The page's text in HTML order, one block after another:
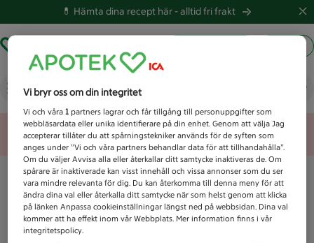
💊 Hämta dina recept här -alltid fri frakt
Vad letar du efter idag?
Unknown error
Vi bryr oss om din integritet
Vi och våra1 partners lagrar och får tillgång till personuppgifter som
webbläsardata eller unika identifierare på din enhet. Genom att välja Jag
accepterar tillåter du att spårningstekniker används för de syften som
anges under ”Vi och våra partners behandlar data för att tillhandahålla”.
Om du väljer Avvisa alla eller återkallar ditt samtycke inaktiveras de. Om
spårare är inaktiverade kan visst innehåll och vissa annonser som du ser
vara mindre relevanta för dig. Du kan återkomma till denna meny för att
ändra dina val eller återkalla ditt samtycke när som helst genom att klicka
på länken Anpassa cookieinställningar längst ned på webbsidan. Dina val
kommer att ha effekt inom vår Webbplats. Mer information finns i vår
integritetspolicy.